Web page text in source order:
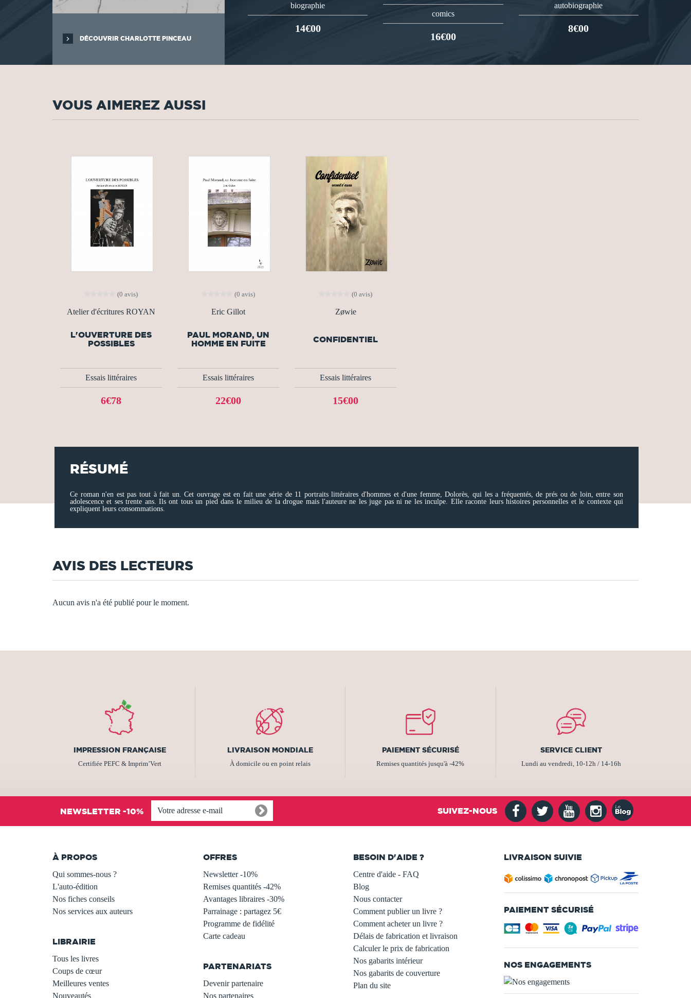
DÉCOUVRIR CHARLOTTE PINCEAU
biographie
14€00
comics
16€00
autobiographie
8€00
VOUS AIMEREZ AUSSI
(0 avis)
Atelier d'écritures ROYAN
L'OUVERTURE DES
POSSIBLES
Essais littéraires
6€78
(0 avis)
Eric Gillot
PAUL MORAND, UN
HOMME EN FUITE
Essais littéraires
22€00
(0 avis)
Zøwie
CONFIDENTIEL
Essais littéraires
15€00
RÉSUMÉ
Ce roman n'en est pas tout à fait un. Cet ouvrage est en fait une série de 11 portraits littéraires d'hommes et d'une femme, Dolorès, qui les a fréquentés, de prés ou de loin, entre son
adolescence et ses trente ans. Ils ont tous un pied dans le milieu de la drogue mais l'auteure ne les juge pas ni ne les inculpe. Elle raconte leurs histoires personnelles et le contexte qui
expliquent leurs consommations.
AVIS DES LECTEURS
Aucun avis n'a été publié pour le moment.
IMPRESSION FRANÇAISE
Certifiée PEFC & Imprim’Vert
LIVRAISON MONDIALE
À domicile ou en point relais
PAIEMENT SÉCURISÉ
Remises quantités jusqu'à -42%
SERVICE CLIENT
Lundi au vendredi, 10-12h / 14-16h
NEWSLETTER -10% SUIVEZ-NOUS
À PROPOS
Qui sommes-nous ?
L'auto-édition
Nos fiches conseils
Nos services aux auteurs
LIBRAIRIE
Tous les livres
Coups de cœur
Meilleures ventes
Nouveautés
OFFRES
Newsletter -10%
Remises quantités -42%
Avantages libraires -30%
Parrainage : partagez 5€
Programme de fidélité
Carte cadeau
PARTENARIATS
Devenir partenaire
Nos partenaires
BESOIN D'AIDE ?
Centre d'aide - FAQ
Blog
Nous contacter
Comment publier un livre ?
Comment acheter un livre ?
Délais de fabrication et livraison
Calculer le prix de fabrication
Nos gabarits intérieur
Nos gabarits de couverture
Plan du site
LIVRAISON SUIVIE
PAIEMENT SÉCURISÉ
NOS ENGAGEMENTS